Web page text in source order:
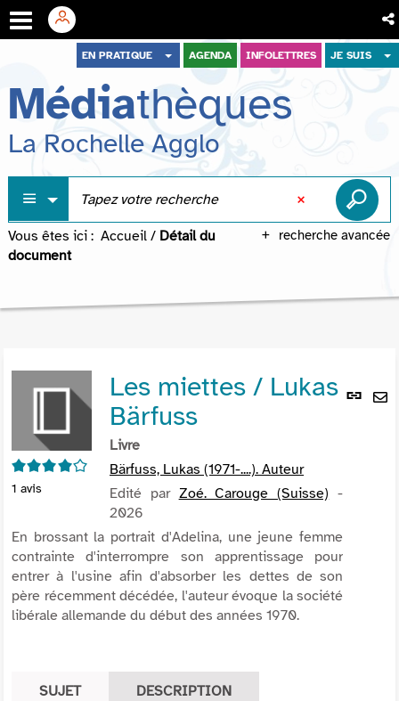
menu
contenu
recherche
EN PRATIQUE AGENDA INFOLETTRES JE SUIS
Médiathèques
La Rochelle Agglo
recherche avancée
Vous êtes ici : Accueil / Détail du
document
Lien
4/5
1 avis
Les miettes / Lukas
Bärfuss
Livre
Bärfuss, Lukas (1971-....). Auteur
Edité par Zoé. Carouge (Suisse) -
2026
En brossant la portrait d'Adelina, une jeune femme
contrainte d'interrompre son apprentissage pour
entrer à l'usine afin d'absorber les dettes de son
père récemment décédée, l'auteur évoque la société
libérale allemande du début des années 1970.
SUJET DESCRIPTION